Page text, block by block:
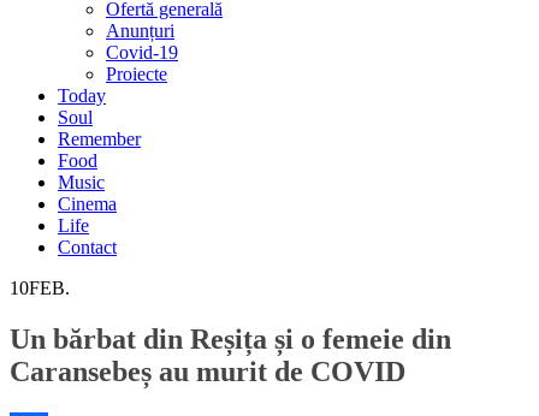
Ofertă generală
Anunțuri
Covid-19
Proiecte
Today
Soul
Remember
Food
Music
Cinema
Life
Contact
10FEB.
Un bărbat din Reșița și o femeie din
Caransebeș au murit de COVID